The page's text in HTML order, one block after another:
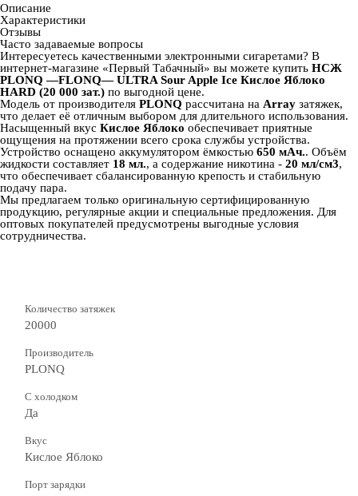
Описание
Характеристики
Отзывы
Часто задаваемые вопросы
Интересуетесь качественными электронными сигаретами? В
интернет‑магазине «Первый Табачный» вы можете купить НСЖ
PLONQ —FLONQ— ULTRA Sour Apple Ice Кислое Яблоко
HARD (20 000 зат.) по выгодной цене.
Модель от производителя PLONQ рассчитана на Array затяжек,
что делает её отличным выбором для длительного использования.
Насыщенный вкус Кислое Яблоко обеспечивает приятные
ощущения на протяжении всего срока службы устройства.
Устройство оснащено аккумулятором ёмкостью 650 мАч.. Объём
жидкости составляет 18 мл., а содержание никотина - 20 мл/см3,
что обеспечивает сбалансированную крепость и стабильную
подачу пара.
Мы предлагаем только оригинальную сертифицированную
продукцию, регулярные акции и специальные предложения. Для
оптовых покупателей предусмотрены выгодные условия
сотрудничества.
Количество затяжек
20000
Производитель
PLONQ
С холодком
Да
Вкус
Кислое Яблоко
Порт зарядки